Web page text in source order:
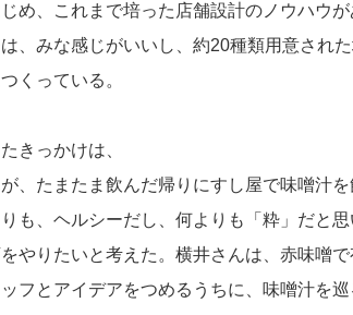
め、これまで培った店舗設計のノウハウ
、みな感じがいいし、約20種類用意され
くっている。
きっかけは、
、たまたま飲んだ帰りにすし屋で味噌汁を
も、ヘルシーだし、何よりも「粋」だと思
やりたいと考えた。横井さんは、赤味噌で
フとアイデアをつめるうちに、味噌汁を